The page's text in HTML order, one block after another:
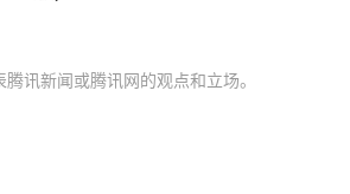
讯新闻或腾讯网的观点和立场。